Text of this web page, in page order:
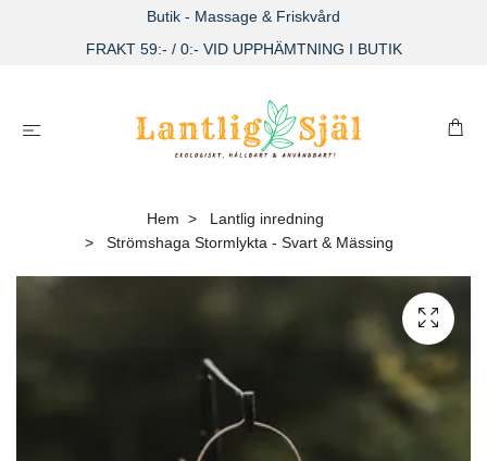
Butik - Massage & Friskvård
FRAKT 59:- / 0:- VID UPPHÄMTNING I BUTIK
Hem
Lantlig inredning
Strömshaga Stormlykta - Svart & Mässing